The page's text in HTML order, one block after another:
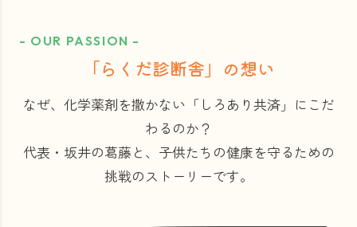
- OUR PASSION -
「らくだ診断舎」の想い
なぜ、化学薬剤を撒かない「しろあり共済」にこだ
わるのか？
代表・坂井の葛藤と、子供たちの健康を守るための
挑戦のストーリーです。